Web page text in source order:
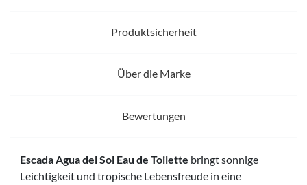
Produktsicherheit
Über die Marke
Bewertungen
Escada Agua del Sol Eau de Toilette bringt sonnige
Leichtigkeit und tropische Lebensfreude in eine